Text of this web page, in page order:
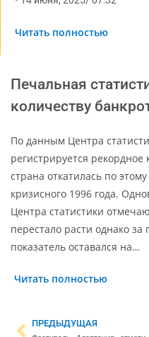
Читать полностью
Печальная
количеству
По данным Центра
регистрируется
страна откатилась по
кризисного 1996 года.
Центра статистики
перестало расти однако за
показатель оставался на…
Читать полностью
ПРЕДЫДУЩАЯ